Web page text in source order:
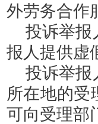
外劳务合
投诉举报
报人提供
投诉举报
所在地的受
可向受理